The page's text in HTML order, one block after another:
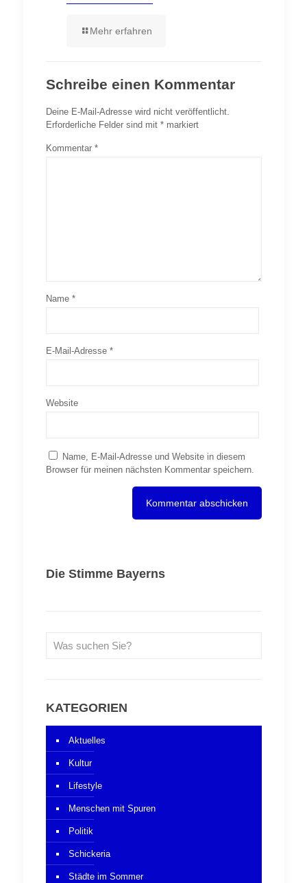
Mehr erfahren
Schreibe einen Kommentar
Deine E-Mail-Adresse wird nicht veröffentlicht.
Erforderliche Felder sind mit *markiert
Kommentar *
Name *
E-Mail-Adresse *
Website
Name, E-Mail-Adresse und Website in diesem
Browser für meinen nächsten Kommentar speichern.
Die Stimme Bayerns
KATEGORIEN
Aktuelles
Kultur
Lifestyle
Menschen mit Spuren
Politik
Schickeria
Städte im Sommer